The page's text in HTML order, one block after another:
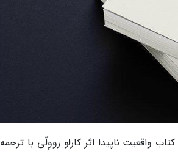
واقعیت ناپیدا اثر کارلو رووِلّی با ترجمه